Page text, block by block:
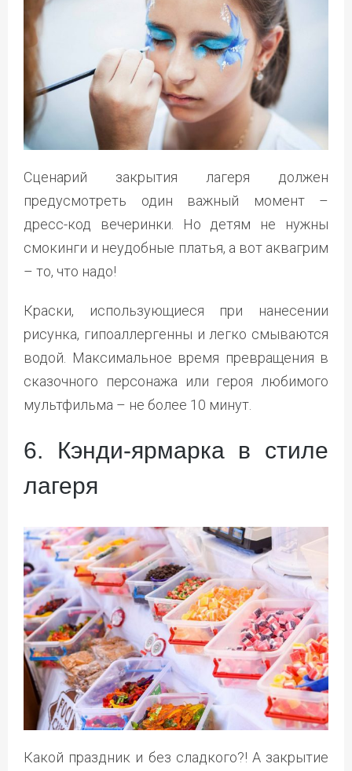
Сценарий закрытия лагеря должен
предусмотреть один важный момент –
дресс-код вечеринки. Но детям не нужны
смокинги и неудобные платья, а вот аквагрим
– то, что надо!
Краски, использующиеся при нанесении
рисунка, гипоаллергенны и легко смываются
водой. Максимальное время превращения в
сказочного персонажа или героя любимого
мультфильма – не более 10 минут.
6. Кэнди-ярмарка в стиле
лагеря
Какой праздник и без сладкого?! А закрытие